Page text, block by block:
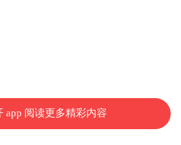
。
app 阅读更多精彩内容